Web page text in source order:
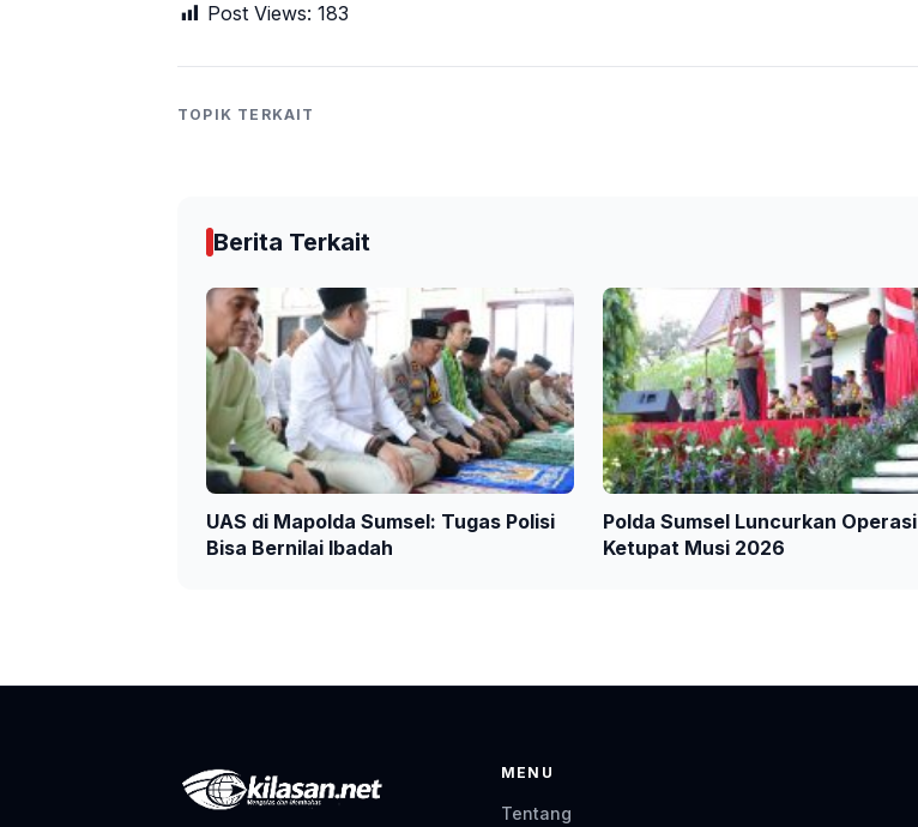
Post Views: 183
TOPIK TERKAIT
Berita Terkait
UAS di Mapolda Sumsel: Tugas Polisi
Bisa Bernilai Ibadah
Polda Sumsel Luncurkan Operasi
Ketupat Musi 2026
MENU
Tentang